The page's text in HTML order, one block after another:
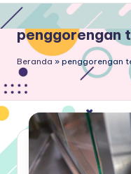
penggorengan
Beranda » penggorengan